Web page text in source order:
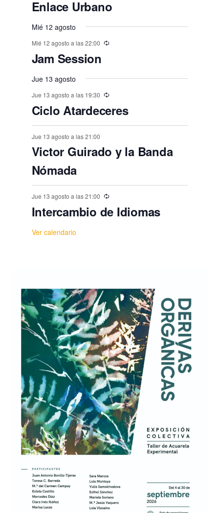
e
n
t
o
s
s
,
s
,
,
o
s
,
o
s
,
o
o
s
,
s
,
s
t
o
s
,
t
o
s
,
t
o
,
t
o
s
o
o
o
o
t
o
,
o
,
t
,
Enlace Urbano
Mié 12 agosto
Mié 12 agosto a las 22:00
Jam Session
Jue 13 agosto
Jue 13 agosto a las 19:30
Ciclo Atardeceres
Jue 13 agosto a las 21:00
Victor Guirado y la Banda
Nómada
Jue 13 agosto a las 21:00
Intercambio de Idiomas
Ver calendario